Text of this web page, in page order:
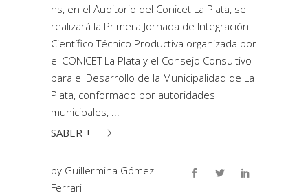
hs, en el Auditorio del Conicet La Plata, se
realizará la Primera Jornada de Integración
Científico Técnico Productiva organizada por
el CONICET La Plata y el Consejo Consultivo
para el Desarrollo de la Municipalidad de La
Plata, conformado por autoridades
municipales,
SABER +
by Guillermina Gómez
Ferrari